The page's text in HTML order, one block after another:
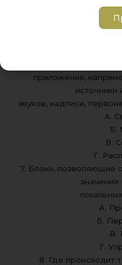
В.
приложения,
источники
звуков, надписи,
А.
Б.
В.
Г.
7. Блоки, позволяющие
значение
А.
Б.
В.
Г.
8. Где происходит